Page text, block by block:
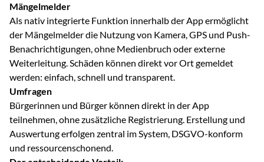
Mängelmelder
Als nativ integrierte Funktion innerhalb der App ermöglicht
der Mängelmelder die Nutzung von Kamera, GPS und Push-
Benachrichtigungen, ohne Medienbruch oder externe
Weiterleitung. Schäden können direkt vor Ort gemeldet
werden: einfach, schnell und transparent.
Umfragen
Bürgerinnen und Bürger können direkt in der App
teilnehmen, ohne zusätzliche Registrierung. Erstellung und
Auswertung erfolgen zentral im System, DSGVO-konform
und ressourcenschonend.